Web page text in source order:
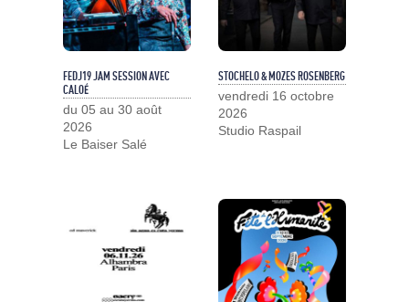
FEDJ19 JAM SESSION AVEC
CALOÉ
du 05 au 30 août
2026
Le Baiser Salé
STOCHELO & MOZES ROSENBERG
vendredi 16 octobre
2026
Studio Raspail